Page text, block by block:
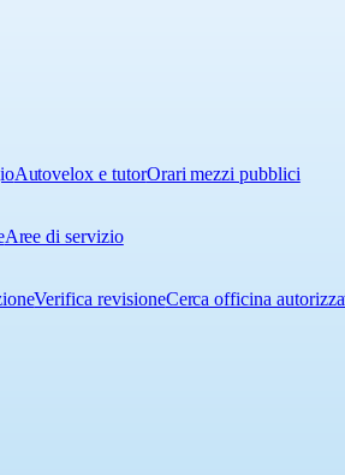
Autovelox e tutorOrari mezzi pubblici
Aree di servizio
Verifica revisioneCerca officina